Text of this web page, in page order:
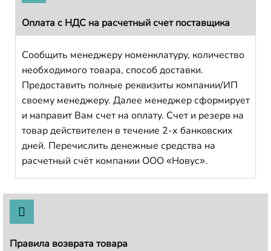
Оплата с НДС на расчетный счет поставщика
Сообщить менеджеру номенклатуру, количество
необходимого товара, способ доставки.
Предоставить полные реквизиты компании/ИП
своему менеджеру. Далее менеджер сформирует
и направит Вам счет на оплату. Счет и резерв на
товар действителен в течение 2-х банковских
дней. Перечислить денежные средства на
расчетный счёт компании ООО «Новус».
Правила возврата товара